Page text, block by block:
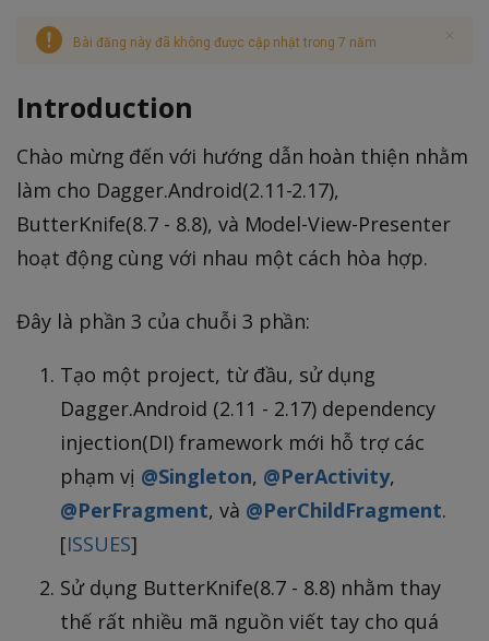
Bài đăng này đã không được cập nhật trong 7 năm
Introduction
Chào mừng đến với hướng dẫn hoàn thiện nhằm
làm cho Dagger.Android(2.11-2.17),
ButterKnife(8.7 - 8.8), và Model-View-Presenter
hoạt động cùng với nhau một cách hòa hợp.
Đây là phần 3 của chuỗi 3 phần:
Tạo một project, từ đầu, sử dụng
Dagger.Android (2.11 - 2.17) dependency
injection(DI) framework mới hỗ trợ các
phạm vị @Singleton, @PerActivity,
@PerFragment, và @PerChildFragment.
[ISSUES]
Sử dụng ButterKnife(8.7 - 8.8) nhằm thay
thế rất nhiều mã nguồn viết tay cho quá